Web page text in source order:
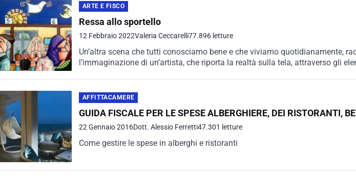
ARTE E FISCO
Ressa allo sportello
12 Febbraio 2022Valeria Ceccarelli77.896 letture
Un’altra scena che tutti conosciamo bene e che viviamo quotidianamente,
l’immaginazione di un’artista, che riporta la realtà sulla tela, attraverso gli
AFFITTACAMERE
GUIDA FISCALE PER LE SPESE ALBERGHIERE, DEI RISTORANTI,
22 Gennaio 2016Dott. Alessio Ferretti47.301 letture
Come gestire le spese in alberghi e ristoranti